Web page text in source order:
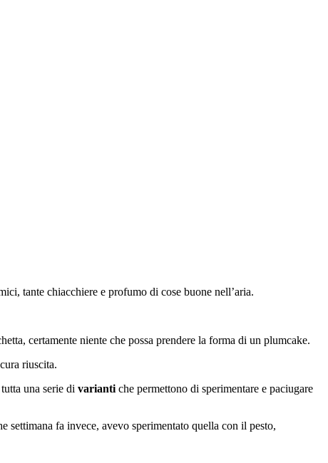
tante chiacchiere e profumo di cose buone nell’aria.
certamente niente che possa prendere la forma di un plumcake.
riuscita.
una serie di varianti che permettono di sperimentare e paciugare
settimana fa invece, avevo sperimentato quella con il pesto,